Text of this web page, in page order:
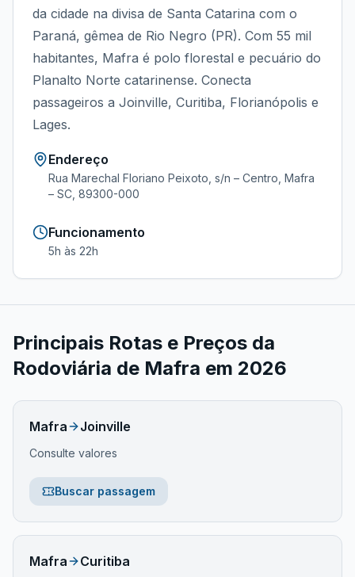
da cidade na divisa de Santa Catarina com o
Paraná, gêmea de Rio Negro (PR). Com 55 mil
habitantes, Mafra é polo florestal e pecuário do
Planalto Norte catarinense. Conecta
passageiros a Joinville, Curitiba, Florianópolis e
Lages.
Endereço
Rua Marechal Floriano Peixoto, s/n – Centro, Mafra
– SC, 89300-000
Funcionamento
5h às 22h
Principais Rotas e Preços da
Rodoviária de Mafra em 2026
Mafra Joinville
Consulte valores
Buscar passagem
Mafra Curitiba